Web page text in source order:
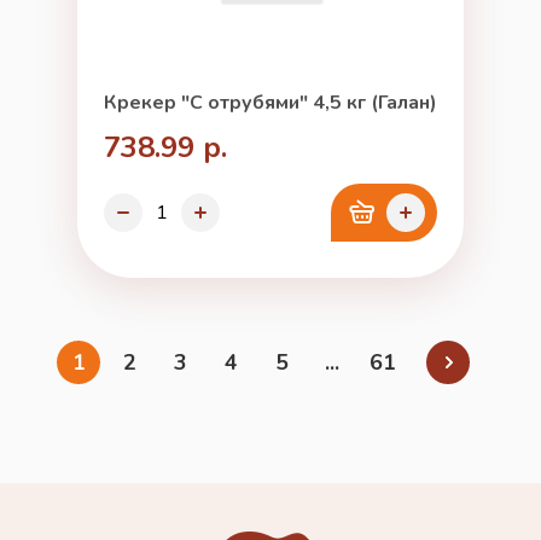
Крекер "С отрубями" 4,5 кг (Галан)
738.99 р.
1 2 3 4 5 ... 61